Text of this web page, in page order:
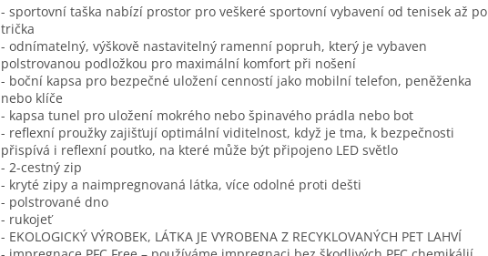
- sportovní taška nabízí prostor pro veškeré sportovní vybavení od tenisek až po
trička
- odnímatelný, výškově nastavitelný ramenní popruh, který je vybaven
polstrovanou podložkou pro maximální komfort při nošení
- boční kapsa pro bezpečné uložení cenností jako mobilní telefon, peněženka
nebo klíče
- kapsa tunel pro uložení mokrého nebo špinavého prádla nebo bot
- reflexní proužky zajišťují optimální viditelnost, když je tma, k bezpečnosti
přispívá i reflexní poutko, na které může být připojeno LED světlo
- 2-cestný zip
- kryté zipy a naimpregnovaná látka, více odolné proti dešti
- polstrované dno
- rukojeť
- EKOLOGICKÝ VÝROBEK, LÁTKA JE VYROBENA Z RECYKLOVANÝCH PET LAHVÍ